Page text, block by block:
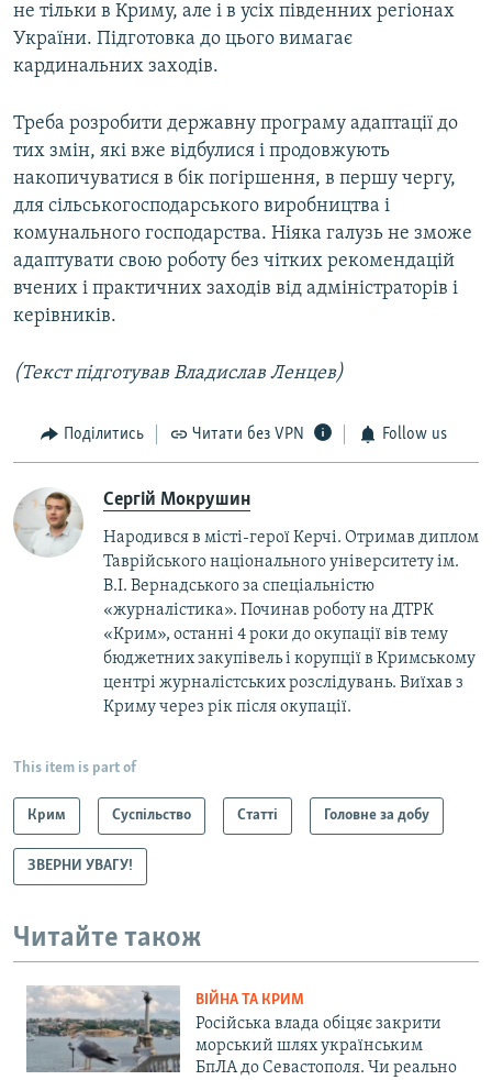
не тільки в Криму, але і в усіх південних регіонах
України. Підготовка до цього вимагає
кардинальних заходів.
Треба розробити державну програму адаптації до
тих змін, які вже відбулися і продовжують
накопичуватися в бік погіршення, в першу чергу,
для сільськогосподарського виробництва і
комунального господарства. Ніяка галузь не зможе
адаптувати свою роботу без чітких рекомендацій
вчених і практичних заходів від адміністраторів і
керівників.
(Текст підготував Владислав Ленцев)
Поділитись Читати без VPN Follow us
Сергій Мокрушин
Народився в місті-герої Керчі. Отримав диплом
Таврійського національного університету ім.
В.І. Вернадського за спеціальністю
«журналістика». Починав роботу на ДТРК
«Крим», останні 4 роки до окупації вів тему
бюджетних закупівель і корупції в Кримському
центрі журналістських розслідувань. Виїхав з
Криму через рік після окупації.
This item is part of
Крим Суспільство Статті Головне за добу
ЗВЕРНИ УВАГУ!
Читайте також
ВІЙНА ТА КРИМ
Російська влада обіцяє закрити
морський шлях українським
БпЛА до Севастополя. Чи реально